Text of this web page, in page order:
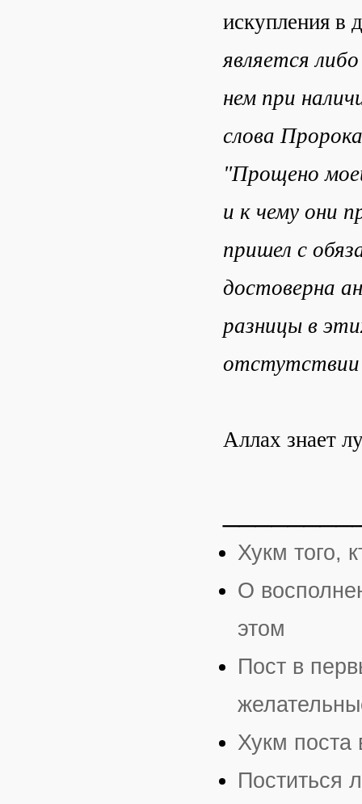
искупления в
является
нем при
слова
"Прощено
и к чему они
пришел с
достоверна
разницы в
Аллах знает
Хукм того,
О
этом
Пост в
Хукм поста
Поститься